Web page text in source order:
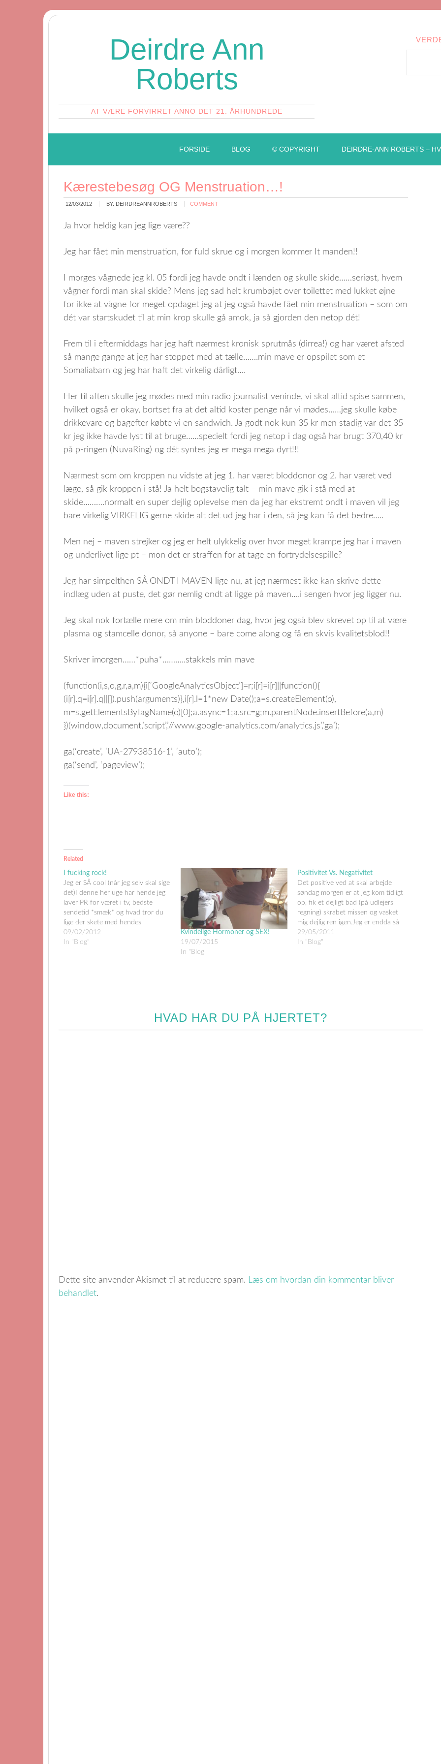
Deirdre Ann
Roberts
AT VÆRE FORVIRRET ANNO DET 21. ÅRHUNDREDE
FORSIDE BLOG © COPYRIGHT DEIRDRE-ANN ROBERTS –
Kærestebesøg OG Menstruation…!
12/03/2012 BY: DEIRDREANNROBERTS COMMENT
Ja hvor heldig kan jeg lige være??
Jeg har fået min menstruation, for fuld skrue og i morgen kommer It manden!!
I morges vågnede jeg kl. 05 fordi jeg havde ondt i lænden og skulle skide……seriøst, hvem
vågner fordi man skal skide? Mens jeg sad helt krumbøjet over toilettet med lukket øjne
for ikke at vågne for meget opdaget jeg at jeg også havde fået min menstruation – som om
dét var startskudet til at min krop skulle gå amok, ja så gjorden den netop dét!
Frem til i eftermiddags har jeg haft nærmest kronisk sprutmås (dirrea!) og har været afsted
så mange gange at jeg har stoppet med at tælle…….min mave er opspilet som et
Somaliabarn og jeg har haft det virkelig dårligt….
Her til aften skulle jeg mødes med min radio journalist veninde, vi skal altid spise sammen,
hvilket også er okay, bortset fra at det altid koster penge når vi mødes……jeg skulle købe
drikkevare og bagefter købte vi en sandwich. Ja godt nok kun 35 kr men stadig var det 35
kr jeg ikke havde lyst til at bruge……specielt fordi jeg netop i dag også har brugt 370,40 kr
på p-ringen (NuvaRing) og dét syntes jeg er mega mega dyrt!!!
Nærmest som om kroppen nu vidste at jeg 1. har været bloddonor og 2. har været ved
læge, så gik kroppen i stå! Ja helt bogstavelig talt – min mave gik i stå med at
skide……….normalt en super dejlig oplevelse men da jeg har ekstremt ondt i maven vil jeg
bare virkelig VIRKELIG gerne skide alt det ud jeg har i den, så jeg kan få det bedre…..
Men nej – maven strejker og jeg er helt ulykkelig over hvor meget krampe jeg har i maven
og underlivet lige pt – mon det er straffen for at tage en fortrydelsespille?
Jeg har simpelthen SÅ ONDT I MAVEN lige nu, at jeg nærmest ikke kan skrive dette
indlæg uden at puste, det gør nemlig ondt at ligge på maven….i sengen hvor jeg ligger nu.
Jeg skal nok fortælle mere om min bloddoner dag, hvor jeg også blev skrevet op til at være
plasma og stamcelle donor, så anyone – bare come along og få en skvis kvalitetsblod!!
Skriver imorgen……*puha*………..stakkels min mave
(function(i,s,o,g,r,a,m){i[‘GoogleAnalyticsObject’]=r;i[r]=i[r]||function(){
(i[r].q=i[r].q||[]).push(arguments)},i[r].l=1*new Date();a=s.createElement(o),
m=s.getElementsByTagName(o)[0];a.async=1;a.src=g;m.parentNode.insertBefore(a,m)
})(window,document,’script’,’//www.google-analytics.com/analytics.js’,’ga’);
ga(‘create’, ‘UA-27938516-1’, ‘auto’);
ga(‘send’, ‘pageview’);
Like this:
Related
I fucking rock!
Jeg er SÅ cool (når jeg selv skal sige
det)I denne her uge har hende jeg
laver PR for været i tv, bedste
sendetid *smæk* og hvad tror du
lige der skete med hendes
hjemmeside? Den boomede! (i
forhold til sidste uge)Det er da
09/02/2012
In "Blog"
Kvindelige Hormoner og SEX!
19/07/2015
In "Blog"
Positivitet Vs. Negativitet
Det positive ved at skal arbejde
søndag morgen er at jeg kom tidligt
op, fik et dejligt bad (på udlejers
regning) skrabet missen og vasket
mig dejlig ren igen.Jeg er endda så
overskudsagtig at jeg har taget min
klamme ugelange opvask - øv
29/05/2011
In "Blog"
HVAD HAR DU PÅ HJERTET?
Dette site anvender Akismet til at reducere spam. Læs om hvordan din kommentar bliver
behandlet.